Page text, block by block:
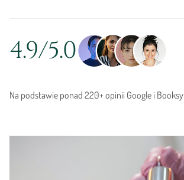
4.9/5.0
Na podstawie ponad 220+ opinii Google i Booksy